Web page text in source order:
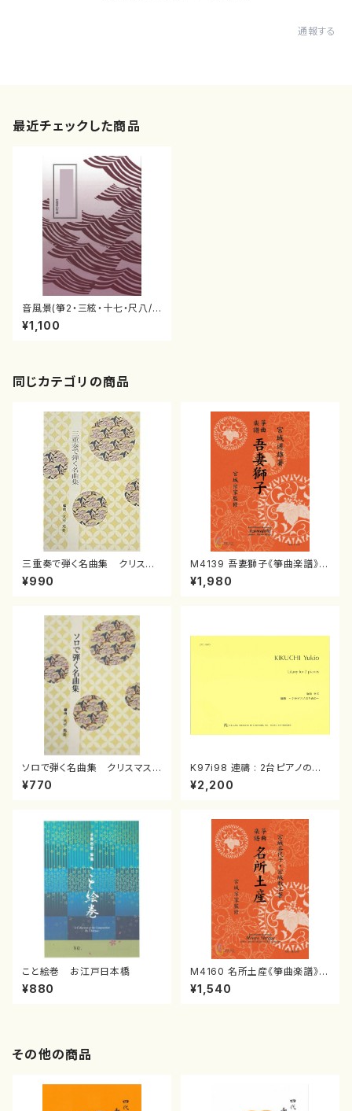
通報する
最近チェックした商品
音風景(箏2・三絃・十七・尺八/
石垣征山)
¥1,100
同じカテゴリの商品
三重奏で弾く名曲集 クリスマ
スメドレー( 箏2/大平光美 編
曲/楽譜）
¥990
M4139 吾妻獅子《箏曲楽譜》
（箏/宮城道雄著・宮城宗家監修/
箏曲古典楽譜）
¥1,980
ソロで弾く名曲集 クリスマス・
イブ／恋人がサンタクロース(
箏独奏 /大平光美 編曲/楽
¥770
K97i98 連禱 : 2台ピアノのた
めの（2 Pianos / 菊池 幸夫 /
楽譜）
¥2,200
こと絵巻 お江戸日本橋
¥880
M4160 名所土産《箏曲楽譜》
（箏/宮城喜代子・宮城数江著・
宮城宗家監修/箏曲古典楽譜）
¥1,540
その他の商品